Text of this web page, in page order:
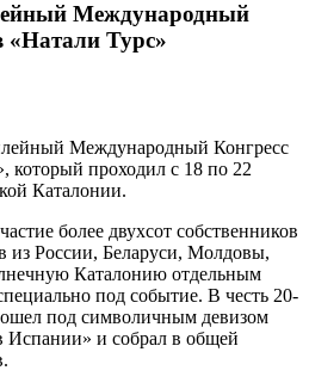
Международный
«Натали Турс»
Международный Конгресс
который проходил с 18 по 22
Каталонии.
более двухсот собственников
из России, Беларуси, Молдовы,
Каталонию отдельным
под событие. В честь 20-
под символичным девизом
Испании» и собрал в общей